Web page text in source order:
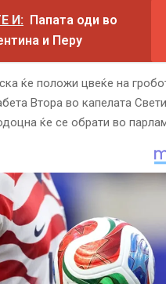
И:
Папата оди во
и Перу
ќе положи цвеќе на
Втора во капелата
ќе се обрати во